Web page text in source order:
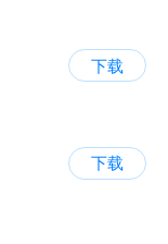
下载
下载